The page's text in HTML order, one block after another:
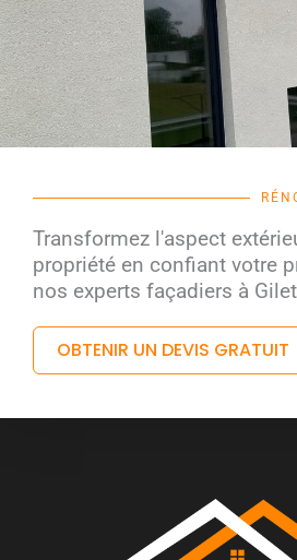
Transformez l'aspect
propriété en confiant votre
nos experts façadiers à
OBTENIR UN DEVIS GRATUIT